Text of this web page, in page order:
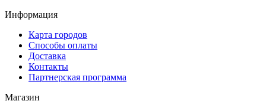
Информация
Карта городов
Способы оплаты
Доставка
Контакты
Партнерская программа
Магазин